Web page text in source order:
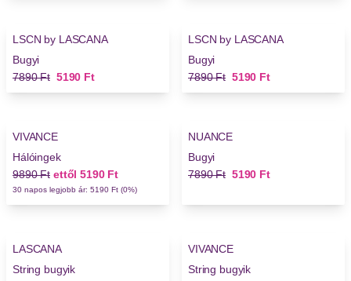
LSCN by LASCANA
Bugyi
Régi ár
7890 Ft Új ár
5190 Ft
LSCN by LASCANA
Bugyi
Régi ár
7890 Ft Új ár
5190 Ft
VIVANCE
Hálóingek
Régi ár
9890 Ft ettől Új ár
5190 Ft
30 napos legjobb ár: 5190 Ft (0%)
NUANCE
Bugyi
Régi ár
7890 Ft Új ár
5190 Ft
LASCANA
String bugyik
VIVANCE
String bugyik